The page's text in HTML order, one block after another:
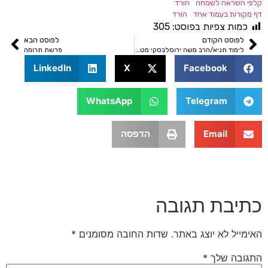
לשמחה
הורד
בעמוד אחד
הורד
צפיות בפוסט: 305
הקודם
לימוד תניא/הרב משה ירוסלבסקי מטבחי טל
לפוסט הבא
פרשת תרומה
Facebook
LinkedIn
Telegram
WhatsApp
Email הדפסה
תגובה
לא יוצג באתר. שדות החובה מסומנים*
שלך*